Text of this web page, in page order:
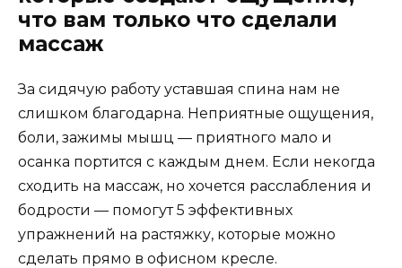
что вам только что сделали
массаж
За сидячую работу уставшая спина нам не
слишком благодарна. Неприятные ощущения,
боли, зажимы мышц — приятного мало и
осанка портится с каждым днем. Если некогда
сходить на массаж, но хочется расслабления и
бодрости — помогут 5 эффективных
упражнений на растяжку, которые можно
сделать прямо в офисном кресле.